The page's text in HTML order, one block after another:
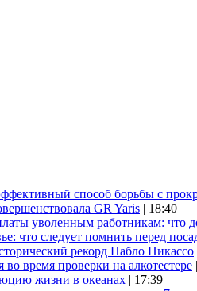
способ борьбы с
GR Yaris | 18:40
уволенным работникам: что
что следует помнить перед
рекорд Пабло Пикассо
во время проверки на алкотестере
жизни в океанах | 17:39